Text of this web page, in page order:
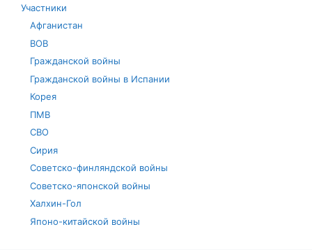
Участники
Афганистан
ВОВ
Гражданской войны
Гражданской войны в Испании
Корея
ПМВ
СВО
Сирия
Советско-финляндской войны
Советско-японской войны
Халхин-Гол
Японо-китайской войны